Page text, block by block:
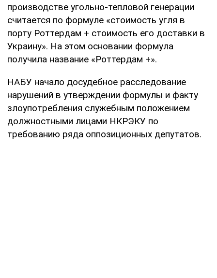
производстве угольно-тепловой генерации
считается по формуле «стоимость угля в
порту Роттердам + стоимость его доставки в
Украину». На этом основании формула
получила название «Роттердам +».
НАБУ начало досудебное расследование
нарушений в утверждении формулы и факту
злоупотребления служебным положением
должностными лицами НКРЭКУ по
требованию ряда оппозиционных депутатов.